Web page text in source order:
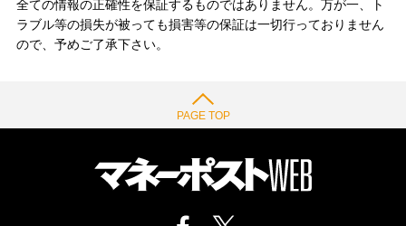
全ての情報の正確性を保証するものではありません。万が一、ト
ラブル等の損失が被っても損害等の保証は一切行っておりません
ので、予めご了承下さい。
PAGE TOP